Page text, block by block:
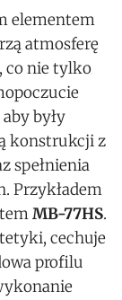
elementem
atmosferę
co nie tylko
były
konstrukcji z
spełnienia
Przykładem
MB-77HS.
cechuje
profilu